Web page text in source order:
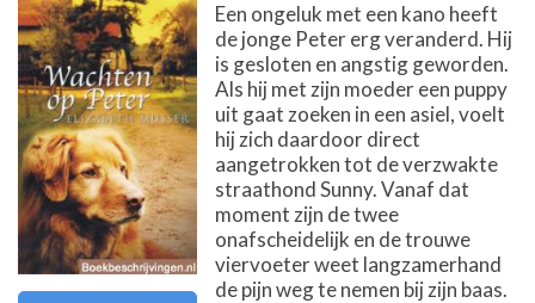
Een ongeluk met een kano heeft
de jonge Peter erg veranderd. Hij
is gesloten en angstig geworden.
Als hij met zijn moeder een puppy
uit gaat zoeken in een asiel, voelt
hij zich daardoor direct
aangetrokken tot de verzwakte
straathond Sunny. Vanaf dat
moment zijn de twee
onafscheidelijk en de trouwe
viervoeter weet langzamerhand
de pijn weg te nemen bij zijn baas.